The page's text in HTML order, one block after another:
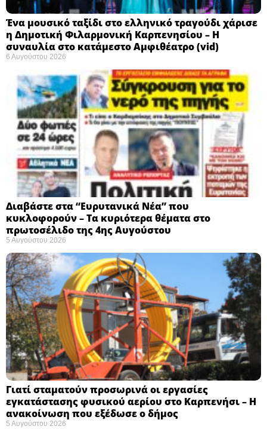
Ένα μουσικό ταξίδι στο ελληνικό τραγούδι χάρισε
η Δημοτική Φιλαρμονική Καρπενησίου – Η
συναυλία στο κατάμεστο Αμφιθέατρο (vid)
6 Αυγούστου 2026
Διαβάστε στα “Ευρυτανικά Νέα” που
κυκλοφορούν – Τα κυριότερα θέματα στο
πρωτοσέλιδο της 4ης Αυγούστου
5 Αυγούστου 2026
Γιατί σταματούν προσωρινά οι εργασίες
εγκατάστασης φυσικού αερίου στο Καρπενήσι – Η
ανακοίνωση που εξέδωσε ο δήμος
5 Αυγούστου 2026